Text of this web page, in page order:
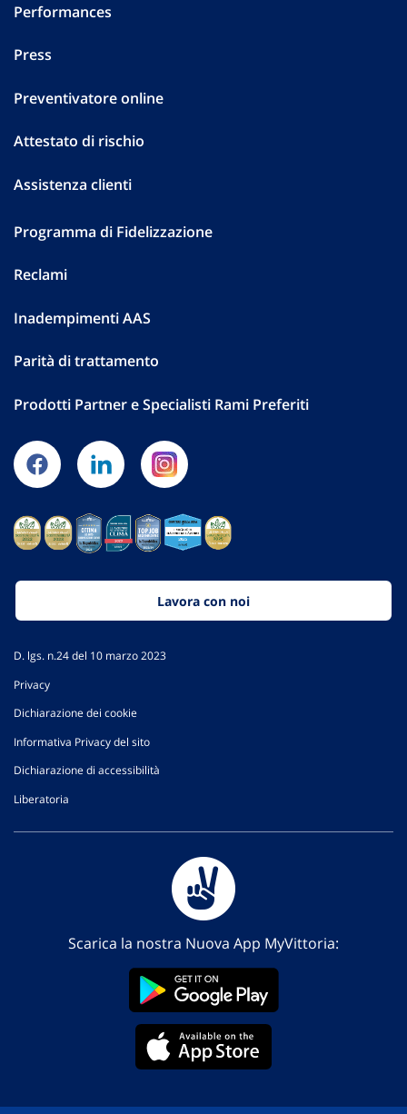
Performances
Press
Preventivatore online
Attestato di rischio
Assistenza clienti
Programma di Fidelizzazione
Reclami
Inadempimenti AAS
Parità di trattamento
Prodotti Partner e Specialisti Rami Preferiti
Lavora con noi
D. lgs. n.24 del 10 marzo 2023
Privacy
Dichiarazione dei cookie
Informativa Privacy del sito
Dichiarazione di accessibilità
Liberatoria
Scarica la nostra Nuova App MyVittoria: